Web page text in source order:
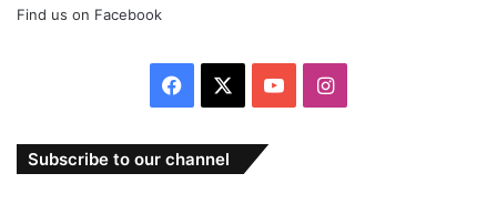
Find us on Facebook
Facebook YouTubeInstagram
Subscribe to our channel